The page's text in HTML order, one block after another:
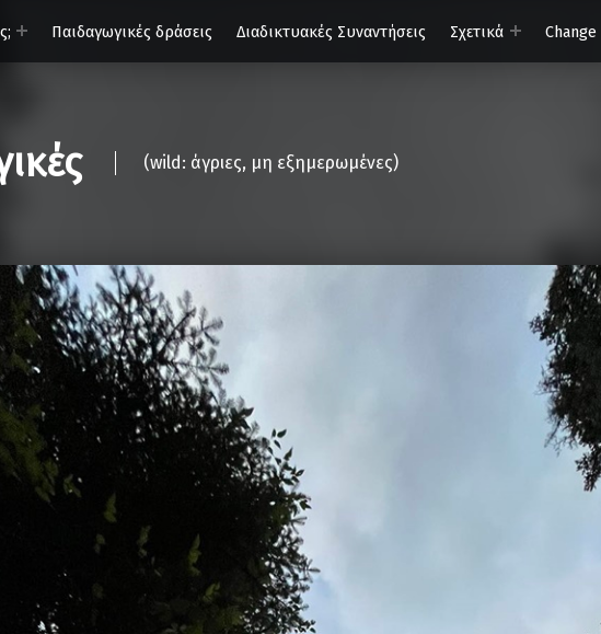
Παιδαγωγικές δράσεις Διαδικτυακές Συναντήσεις Σχετικά
(wild: άγριες, μη εξημερωμένες)